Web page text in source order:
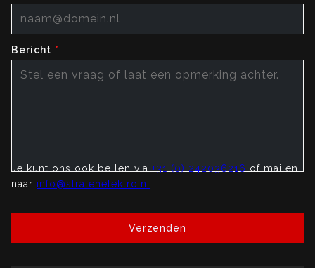
Bericht
Je kunt ons ook bellen via+31 (0) 242036216 of mailen
naar info@stratenelektro.nl
Verzenden